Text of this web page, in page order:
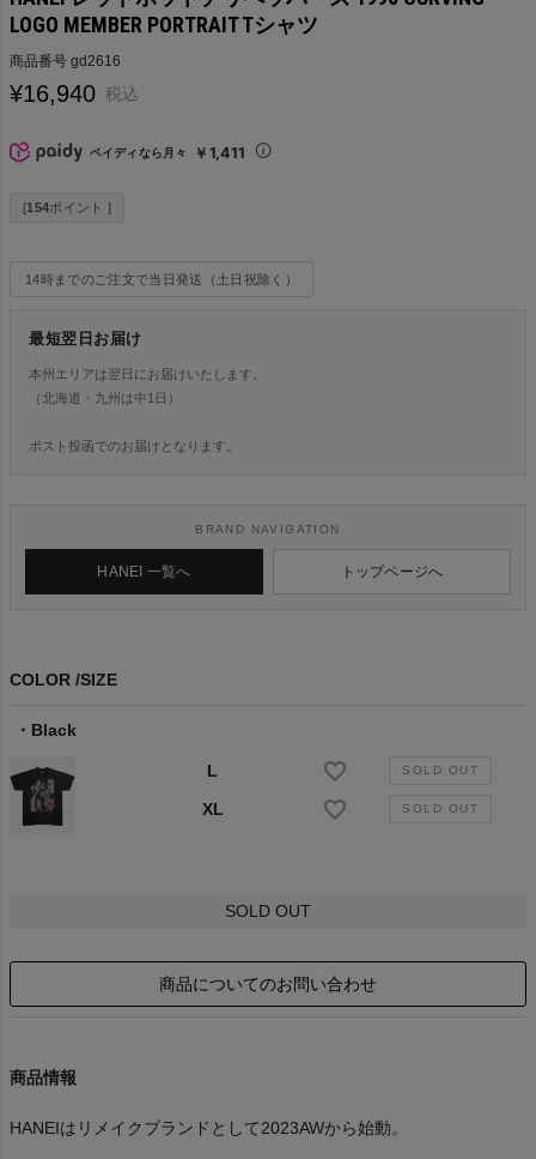
LOGO MEMBER PORTRAIT Tシャツ
商品番号 gd2616
¥16,940 税込
ペイディなら月々 ￥1,411
[154ポイント ]
14時までのご注文で当日発送（土日祝除く）
最短翌日お届け
本州エリアは翌日にお届けいたします。
（北海道・九州は中1日）
ポスト投函でのお届けとなります。
BRAND NAVIGATION
HANEI 一覧へ トップページへ
COLOR SIZE
Black
L
XL
SOLD OUT
商品についてのお問い合わせ
商品情報
HANEIはリメイクブランドとして2023AWから始動。